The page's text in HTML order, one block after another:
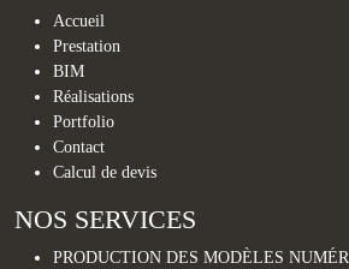
Accueil
Prestation
BIM
Réalisations
Portfolio
Contact
Calcul de devis
NOS SERVICES
PRODUCTION DES MODÈLES